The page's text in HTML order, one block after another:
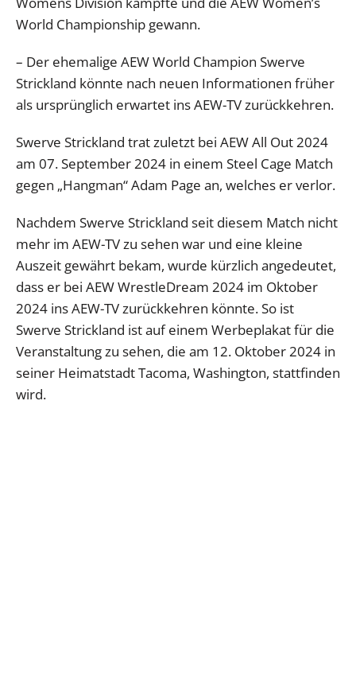
World Championship gewann.
– Der ehemalige AEW World Champion Swerve
Strickland könnte nach neuen Informationen früher
als ursprünglich erwartet ins AEW-TV zurückkehren.
Swerve Strickland trat zuletzt bei AEW All Out 2024
am 07. September 2024 in einem Steel Cage Match
gegen „Hangman“ Adam Page an, welches er verlor.
Nachdem Swerve Strickland seit diesem Match nicht
mehr im AEW-TV zu sehen war und eine kleine
Auszeit gewährt bekam, wurde kürzlich angedeutet,
dass er bei AEW WrestleDream 2024 im Oktober
2024 ins AEW-TV zurückkehren könnte. So ist
Swerve Strickland ist auf einem Werbeplakat für die
Veranstaltung zu sehen, die am 12. Oktober 2024 in
seiner Heimatstadt Tacoma, Washington, stattfinden
wird.